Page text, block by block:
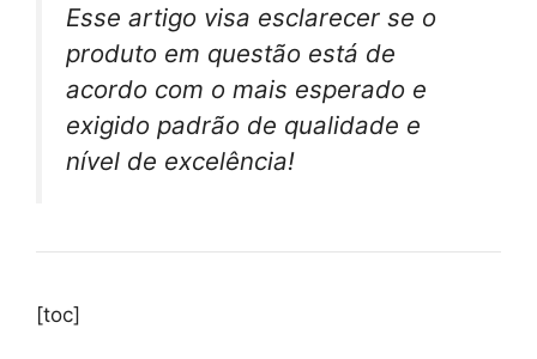
Esse artigo visa esclarecer se o
produto em questão está de
acordo com o mais esperado e
exigido padrão de qualidade e
nível de excelência!
[toc]